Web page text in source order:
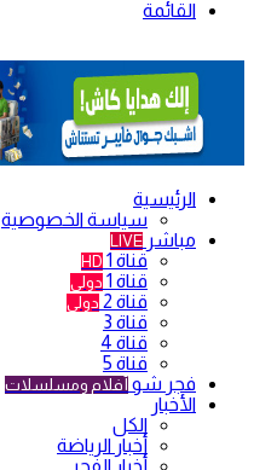
القائمة
الرئيسية
سياسة الخصوصية
مباشر LIVE
قناة 1 HD
قناة 1 دولي
قناة 2 دولي
قناة 3
قناة 4
قناة 5
فجر شو أفلام ومسلسلات
الأخبار
الكل
أخبار الرياضة